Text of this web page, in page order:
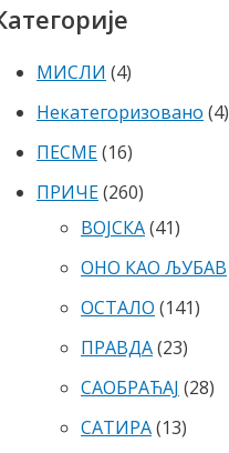
МИСЛИ (4)
Некатегоризовано (4)
ПЕСМЕ(16)
ПРИЧЕ(260)
ВОЈСКА(41)
ОНО КАО ЉУБАВ
ОСТАЛО (141)
ПРАВДА(23)
САОБРАЋАЈ (28)
САТИРА(13)